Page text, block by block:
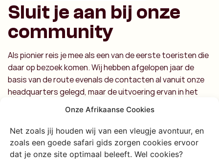
Onze Afrikaanse Cookies
Net zoals jij houden wij van een vleugje avontuur, en
zoals een goede safari gids zorgen cookies ervoor
dat je onze site optimaal beleeft. Wel cookies?
Sluit je aan bij onze
community
Als pionier reis je mee als een van de eerste toeristen die
daar op bezoek komen. Wij hebben afgelopen jaar de
basis van de route evenals de contacten al vanuit onze
headquarters gelegd, maar de uitvoering ervan in het
land zelf doen we samen. Samen gaan we op zoek naar
de verhalen van dit nieuwe land. We reizen, ervaren,
verdwalen – en precies daarin schuilt de magie. Jij krijgt
het pure Afrika te zien. Niet gladgestreken of
ingekaderd, maar rauw, echt, levend.